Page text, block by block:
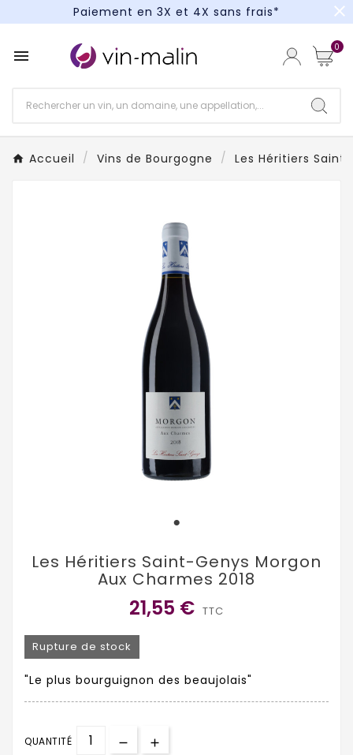
Paiement en 3X et 4X sans frais*
Paiement en 3X et 4X sans frais*
close
 0
Accueil Vins de Bourgogne Les Héritiers Saint
Les Héritiers Saint-Genys Morgon
Aux Charmes 2018
21,55 € TTC
Rupture de stock
"Le plus bourguignon des beaujolais"
QUANTITÉ